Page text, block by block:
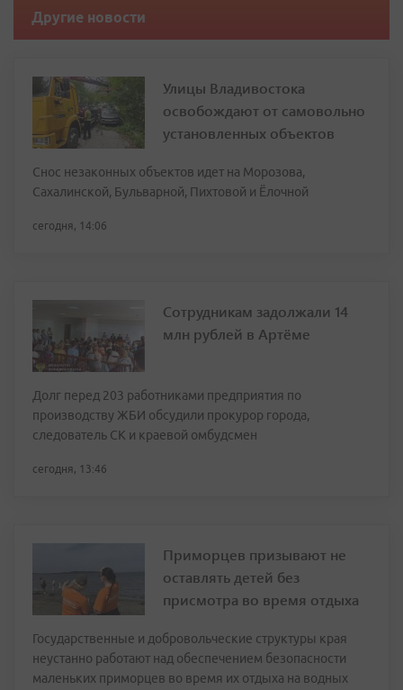
Другие новости
Улицы Владивостока
освобождают от самовольно
установленных объектов
Снос незаконных объектов идет на Морозова,
Сахалинской, Бульварной, Пихтовой и Ёлочной
сегодня, 14:06
Сотрудникам задолжали 14
млн рублей в Артёме
Долг перед 203 работниками предприятия по
производству ЖБИ обсудили прокурор города,
следователь СК и краевой омбудсмен
сегодня, 13:46
Приморцев призывают не
оставлять детей без
присмотра во время отдыха
Государственные и добровольческие структуры края
неустанно работают над обеспечением безопасности
маленьких приморцев во время их отдыха на водных